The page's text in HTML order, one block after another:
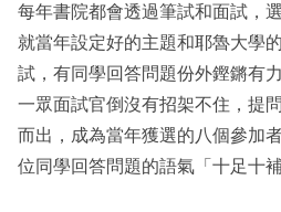
每年書院都會透過筆試和面試，
就當年設定好的主題和耶魯大學
試，有同學回答問題份外鏗鏘有
一眾面試官倒沒有招架不住，提
而出，成為當年獲選的八個參加
位同學回答問題的語氣「十足十補